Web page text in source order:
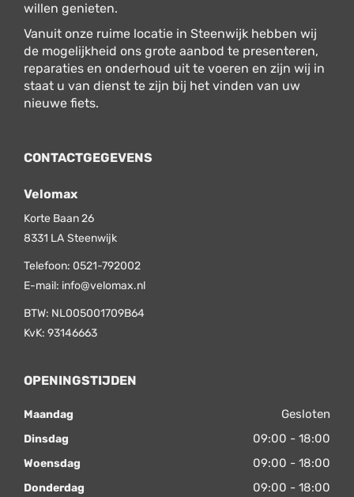
willen genieten.
Vanuit onze ruime locatie in Steenwijk hebben wij
de mogelijkheid ons grote aanbod te presenteren,
reparaties en onderhoud uit te voeren en zijn wij in
staat u van dienst te zijn bij het vinden van uw
nieuwe fiets.
CONTACTGEGEVENS
Velomax
Korte Baan 26
8331 LA Steenwijk
Telefoon: 0521-792002
E-mail: info@velomax.nl
BTW: NL005001709B64
KvK: 93146663
OPENINGSTIJDEN
Maandag Gesloten
Dinsdag 09:00 - 18:00
Woensdag 09:00 - 18:00
Donderdag 09:00 - 18:00